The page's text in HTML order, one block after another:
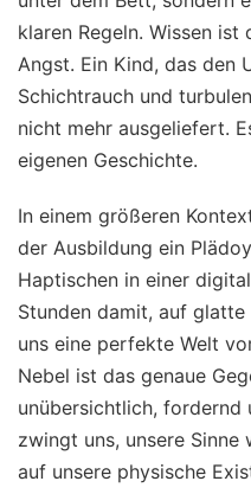
klaren Regeln. Wissen
Angst. Ein Kind, das den
Schichtrauch und
nicht mehr ausgeliefert.
eigenen Geschichte.
In einem größeren
der Ausbildung ein
Haptischen in einer
Stunden damit, auf
uns eine perfekte Welt
Nebel ist das genaue
unübersichtlich, fordernd
zwingt uns, unsere
auf unsere physische